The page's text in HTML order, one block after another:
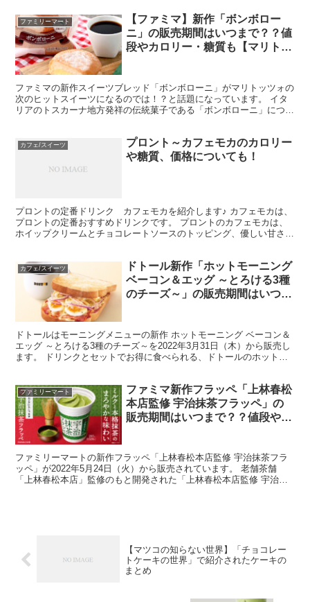
ファミリーマート
【ファミマ】新作「ボンボロー
ニ」の販売期間はいつまで？？値
段やカロリー・糖質も【マリトッ
ファミマの新作スイーツブレッド「ボンボローニ」がマリトッツォの
次のヒットスイーツになるのでは！？と話題になっています。 イタ
リアのトスカーナ地方発祥の伝統菓子である「ボンボローニ」につい
カフェ/スイーツ
プロント～カフェモカのカロリー
や糖質、価格についても！
プロントの定番ドリンク カフェモカを紹介します♪ カフェモカは、
プロントの定番おすすめドリンクです。 プロントのカフェモカは、
ホイップクリームとチョコレートソースのトッピング、優しい甘さが
カフェ/スイーツ
ドトール新作「ホットモーニング
ベーコン＆エッグ ～とろける3種
のチーズ～」の販売期間はいつま
ドトールはモーニングメニューの新作 ホットモーニング ベーコン＆
エッグ ～とろける3種のチーズ～を2022年3月31日（木）から販売し
ます。 ドリンクとセットでお得に食べられる、ドトールのホットモ
ファミリーマート
ファミマ新作フラッペ「上林春松
本店監修 宇治抹茶フラッペ」の
販売期間はいつまで？？値段やカ
ファミリーマートの新作フラッペ「上林春松本店監修 宇治抹茶フラ
ッペ」が2022年5月24日（火）から販売されています。 老舗茶舗
「上林春松本店」監修のもと開発された「上林春松本店監修 宇治抹
【マツコの知らない世界】「チョコレー
トケーキの世界」で紹介されたケーキの
まとめ